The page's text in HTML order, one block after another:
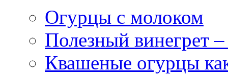
Огурцы с молоком
Полезный винегрет
Квашеные огурцы